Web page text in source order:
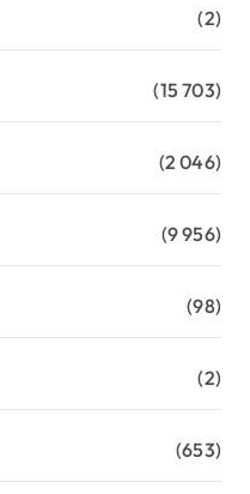
(2)
(15 703)
(2 046)
(9 956)
(98)
(2)
(653)